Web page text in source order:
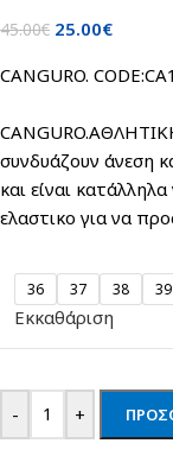
45.00€ 25.00€
συνδυάζουν άνεση
και είναι
ελαστικο για να
36 37 38 39
Εκκαθάριση
- +